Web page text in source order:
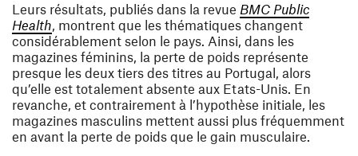
Leurs résultats, publiés dans la revue BMC Public
Health (ouvre une nouvelle fenêtre)
, montrent que les thématiques changent
considérablement selon le pays. Ainsi, dans les
magazines féminins, la perte de poids représente
presque les deux tiers des titres au Portugal, alors
qu’elle est totalement absente aux Etats-Unis. En
revanche, et contrairement à l’hypothèse initiale, les
magazines masculins mettent aussi plus fréquemment
en avant la perte de poids que le gain musculaire.